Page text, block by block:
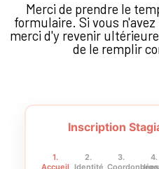
Merci de prendre le
formulaire. Si vous
merci d'y revenir
de le remplir
Inscription
1.
Accueil
2.
Identité
3.
Coordonnées
4.